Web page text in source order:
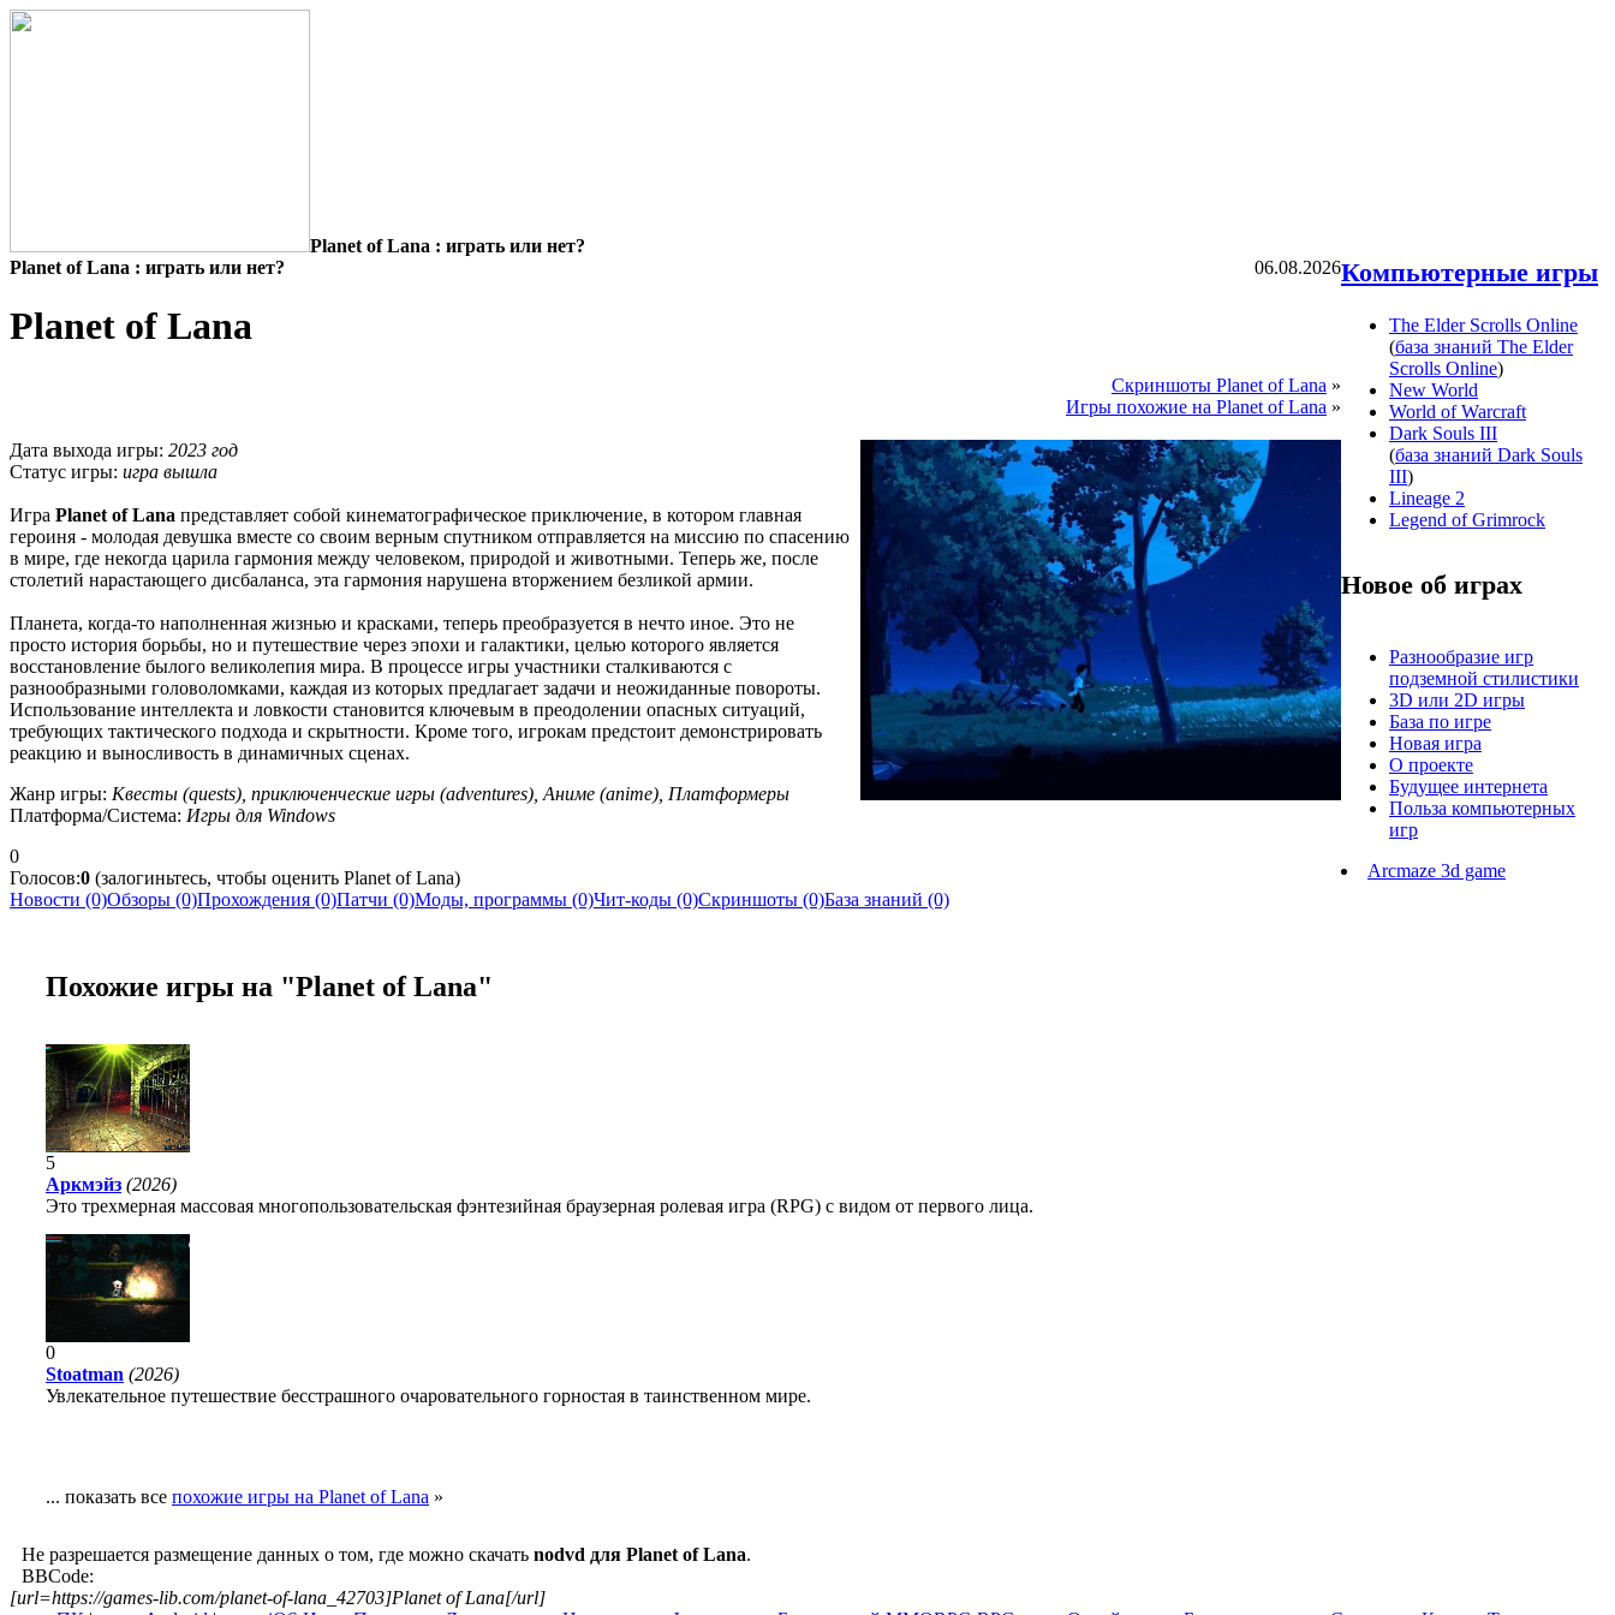
Planet of Lana : играть или нет?
06.08.2026
Planet of Lana : играть или нет?
Planet of Lana
Скриншоты Planet of Lana »
Игры похожие на Planet of Lana »
Дата выхода игры: 2023 год
Статус игры: игра вышла
Игра Planet of Lana представляет собой кинематографическое приключение, в котором главная
героиня - молодая девушка вместе со своим верным спутником отправляется на миссию по спасению
в мире, где некогда царила гармония между человеком, природой и животными. Теперь же, после
столетий нарастающего дисбаланса, эта гармония нарушена вторжением безликой армии.
Планета, когда-то наполненная жизнью и красками, теперь преобразуется в нечто иное. Это не
просто история борьбы, но и путешествие через эпохи и галактики, целью которого является
восстановление былого великолепия мира. В процессе игры участники сталкиваются с
разнообразными головоломками, каждая из которых предлагает задачи и неожиданные повороты.
Использование интеллекта и ловкости становится ключевым в преодолении опасных ситуаций,
требующих тактического подхода и скрытности. Кроме того, игрокам предстоит демонстрировать
реакцию и выносливость в динамичных сценах.
Жанр игры: Квесты (quests), приключенческие игры (adventures), Аниме (anime), Платформеры
Платформа/Система: Игры для Windows
0
Голосов:0 (залогиньтесь, чтобы оценить Planet of Lana)
Новости (0)Обзоры (0)Прохождения (0)Патчи (0)Моды, программы (0)Чит-коды (0)Скриншоты (0)База знаний (0)
Похожие игры на "Planet of Lana"
5
Аркмэйз (2026)
Это трехмерная массовая многопользовательская фэнтезийная браузерная ролевая игра (RPG) с видом от первого лица.
0
Stoatman (2026)
Увлекательное путешествие бесстрашного очаровательного горностая в таинственном мире.
... показать все похожие игры на Planet of Lana »
Не разрешается размещение данных о том, где можно скачать nodvd для Planet of Lana.
BBCode:
[url=https://games-lib.com/planet-of-lana_42703]Planet of Lana[/url]
Компьютерные игры
The Elder Scrolls Online
(база знаний The Elder
Scrolls Online)
New World
World of Warcraft
Dark Souls III
(база знаний Dark Souls
III)
Lineage 2
Legend of Grimrock
Новое об играх
Разнообразие игр
подземной стилистики
3D или 2D игры
База по игре
Новая игра
О проекте
Будущее интернета
Польза компьютерных
игр
Arcmaze 3d game